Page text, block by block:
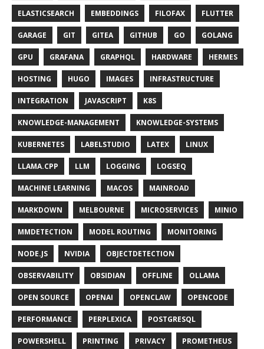
ELASTICSEARCH EMBEDDINGS FILOFAX FLUTTER
GARAGE GIT GITEA GITHUB GO GOLANG
GPU GRAFANA GRAPHQL HARDWARE HERMES
HOSTING HUGO IMAGES INFRASTRUCTURE
INTEGRATION JAVASCRIPT K8S
KNOWLEDGE-MANAGEMENT KNOWLEDGE-SYSTEMS
KUBERNETES LABELSTUDIO LATEX LINUX
LLAMA.CPP LLM LOGGING LOGSEQ
MACHINE LEARNING MACOS MAINROAD
MARKDOWN MELBOURNE MICROSERVICES MINIO
MMDETECTION MODEL ROUTING MONITORING
NODE.JS NVIDIA OBJECTDETECTION
OBSERVABILITY OBSIDIAN OFFLINE OLLAMA
OPEN SOURCE OPENAI OPENCLAW OPENCODE
PERFORMANCE PERPLEXICA POSTGRESQL
POWERSHELL PRINTING PRIVACY PROMETHEUS